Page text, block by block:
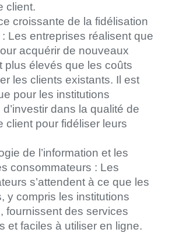
client.
croissante de la fidélisation
Les entreprises réalisent que
acquérir de nouveaux
plus élevés que les coûts
les clients existants. Il est
pour les institutions
dans la qualité de
client pour fidéliser leurs
de l’information et les
consommateurs : Les
s’attendent à ce que les
y compris les institutions
fournissent des services
et faciles à utiliser en ligne.